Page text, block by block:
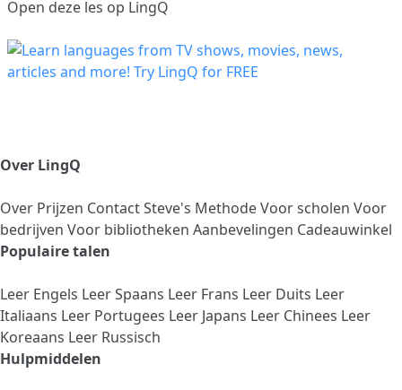
Open deze les op LingQ
Over LingQ
Over Prijzen ContactSteve's MethodeVoor scholen Voor
bedrijven Voor bibliotheken Aanbevelingen Cadeauwinkel
Populaire talen
Leer Engels Leer Spaans Leer Frans Leer Duits Leer
Italiaans Leer Portugees Leer Japans Leer Chinees Leer
Koreaans Leer Russisch
Hulpmiddelen